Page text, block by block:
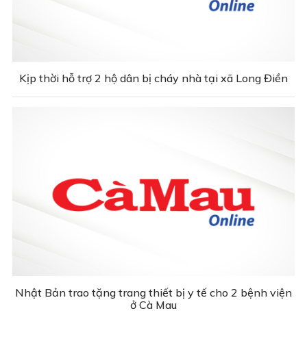
Kịp thời hỗ trợ 2 hộ dân bị cháy nhà tại xã Long Điền
Nhật Bản trao tặng trang thiết bị y tế cho 2 bệnh viện
ở Cà Mau